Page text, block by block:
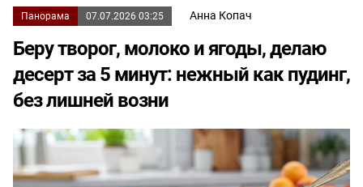
Панорама 07.07.2026 03:25 Анна Копач
Беру творог, молоко и ягоды, делаю
десерт за 5 минут: нежный как пудинг,
без лишней возни